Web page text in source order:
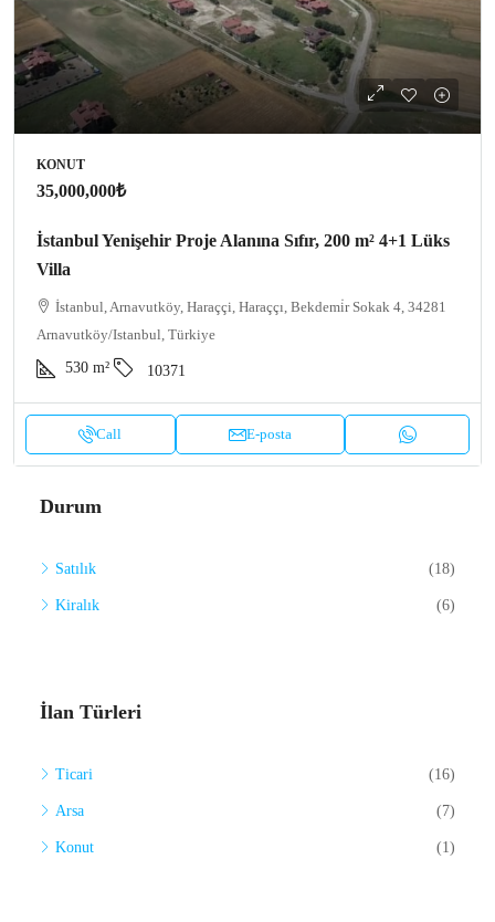
KONUT
35,000,000₺
İstanbul Yenişehir Proje Alanına Sıfır, 200 m² 4+1 Lüks
Villa
İstanbul, Arnavutköy, Haraççi, Haraççı, Bekdemi̇r Sokak 4, 34281
Arnavutköy/Istanbul, Türkiye
530 m² 10371
Call E-posta
Durum
Satılık (18)
Kiralık (6)
İlan Türleri
Ticari (16)
Arsa (7)
Konut (1)